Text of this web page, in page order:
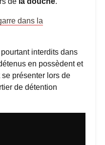
dans la
pourtant interdits dans
en possèdent et
se présenter lors de
de détention